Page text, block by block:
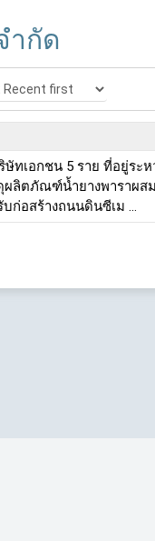
ำกัด
ทเอกชน 5 ราย ที่อยู่ระ
ผลิตภัณฑ์น้ำยางพาราผส
ก่อสร้างถนนดินซีเม ...